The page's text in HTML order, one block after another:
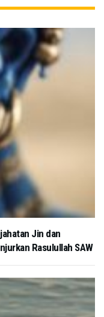
Jin dan
Rasulullah SAW